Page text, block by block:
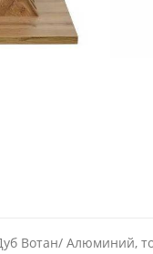
Вотан/ Алюминий,